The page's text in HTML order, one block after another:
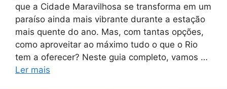
que a Cidade Maravilhosa se transforma em um
paraíso ainda mais vibrante durante a estação
mais quente do ano. Mas, com tantas opções,
como aproveitar ao máximo tudo o que o Rio
tem a oferecer? Neste guia completo, vamos …
Ler mais